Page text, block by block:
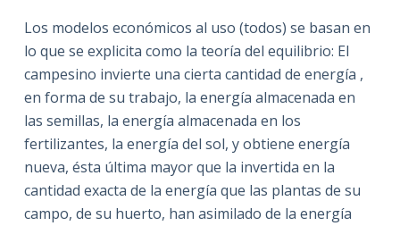
Los modelos económicos al uso (todos) se basan en
lo que se explicita como la teoría del equilibrio: El
campesino invierte una cierta cantidad de energía ,
en forma de su trabajo, la energía almacenada en
las semillas, la energía almacenada en los
fertilizantes, la energía del sol, y obtiene energía
nueva, ésta última mayor que la invertida en la
cantidad exacta de la energía que las plantas de su
campo, de su huerto, han asimilado de la energía